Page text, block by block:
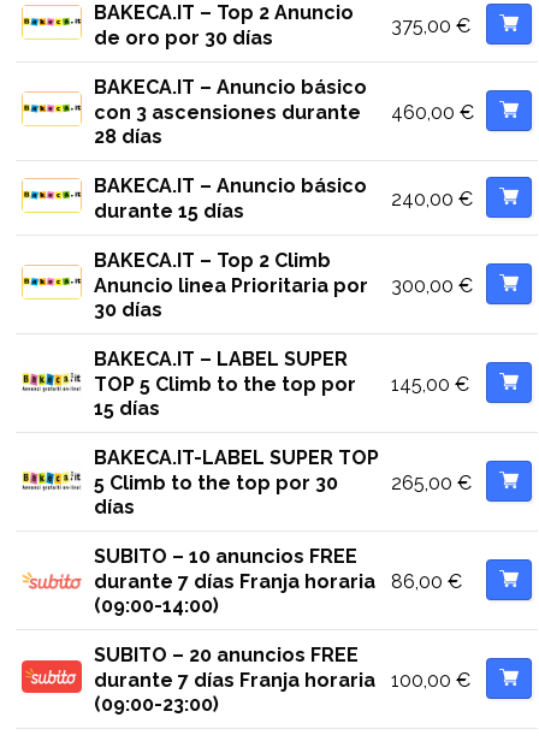
BAKECA.IT – Top 2 Anuncio
de oro por 30 días
375,00 €
BAKECA.IT – Anuncio básico
con 3 ascensiones durante
28 días
460,00 €
BAKECA.IT – Anuncio básico
durante 15 días
240,00 €
BAKECA.IT – Top 2 Climb
Anuncio linea Prioritaria por
30 días
300,00 €
BAKECA.IT – LABEL SUPER
TOP 5 Climb to the top por
15 días
145,00 €
BAKECA.IT-LABEL SUPER TOP
5 Climb to the top por 30
días
265,00 €
SUBITO – 10 anuncios FREE
durante 7 días Franja horaria
(09:00-14:00)
86,00 €
SUBITO – 20 anuncios FREE
durante 7 días Franja horaria
(09:00-23:00)
100,00 €